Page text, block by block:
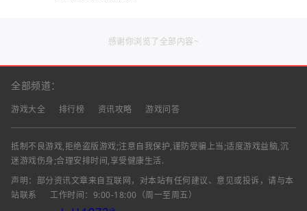
感谢你浏览了全部内容~
全部频道：
游戏大全 排行榜 资讯攻略 游戏问答
抵制不良游戏,拒绝盗版游戏;注意自我保护,谨防受骗上当;适度游戏益脑,沉
迷游戏伤身;合理安排时间,享受健康生活.
声明：部分资讯文章来自互联网，对本站有任何建议、意见或投诉，请与本
站联系
工作时间：9:00-18:00（周一至周五）